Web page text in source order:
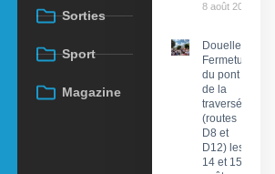
Sorties
Sport
Magazine
8 août 2026
Douelle :
Fermeture
du pont et
de la
traversée
(routes
D8 et
D12) les
14 et 15